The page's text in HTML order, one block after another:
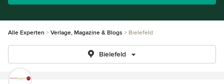
Alle Experten Verlage, Magazine & Blogs Bielefeld
Bielefeld